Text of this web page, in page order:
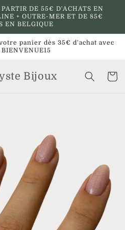
DE 55€ D'ACHATS EN
+ OUTRE-MER ET DE 85€
EN BELGIQUE
panier dès 35€ d'achat avec
Bijoux Panier